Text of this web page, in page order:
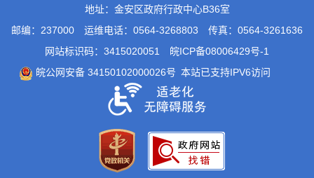
地址：金安区政府行政中心B36室
邮编：237000
运维电话：0564-3268803
传真：0564-3261636
网站标识码：3415020051
皖ICP备08006429号-1
皖公网安备 34150102000026号 本站已支持IPV6访问